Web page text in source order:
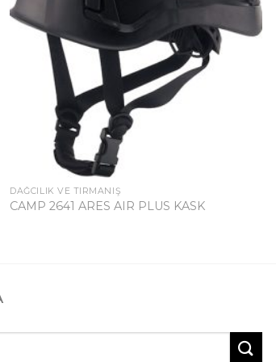
DAĞCILIK VE TIRMANIŞ
CAMP 2641 ARES AIR PLUS KASK